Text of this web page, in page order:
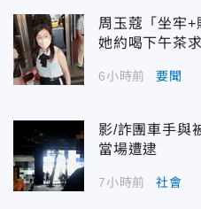
周玉蔻「坐牢+
她約喝下午茶
6小時前 要聞
影/詐團車手與
當場遭逮
7小時前 社會